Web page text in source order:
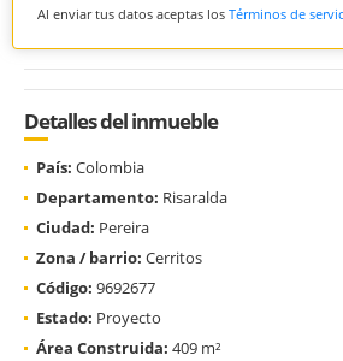
Al enviar tus datos aceptas los Términos de
Detalles del inmueble
País: Colombia
Departamento: Risaralda
Ciudad: Pereira
Zona / barrio: Cerritos
Código: 9692677
Estado: Proyecto
Área Construida: 409 m²